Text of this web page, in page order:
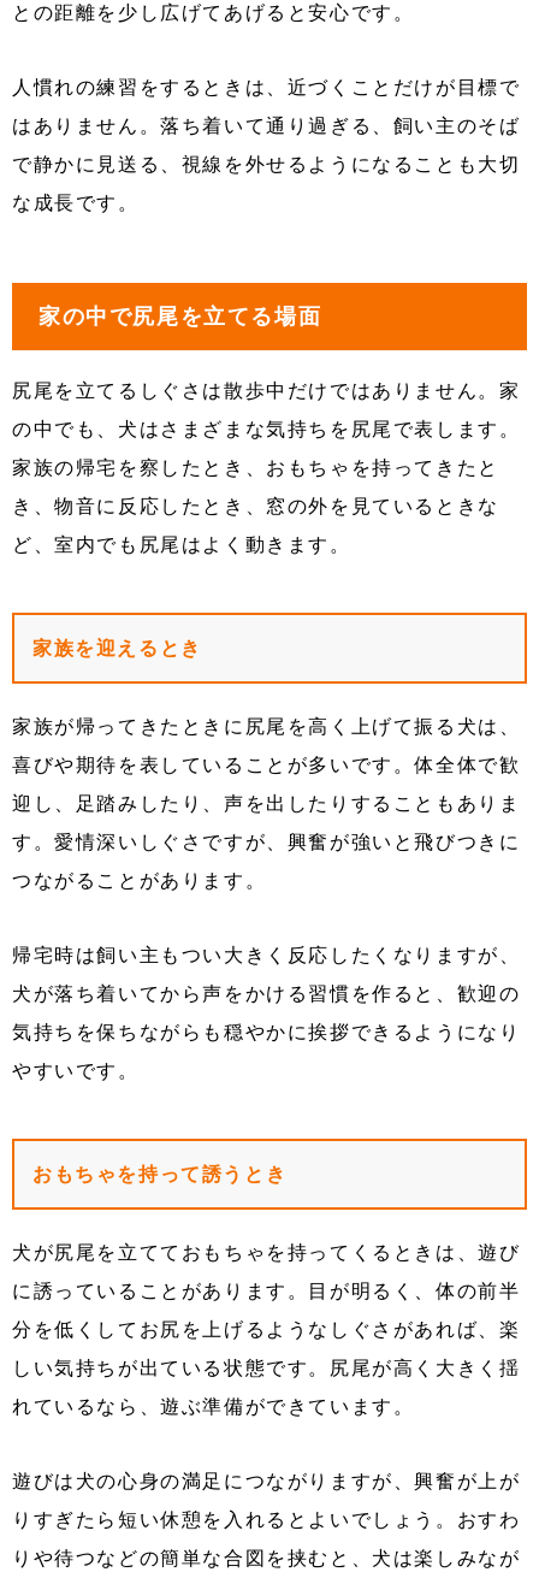
との距離を少し広げてあげると安心です。
人慣れの練習をするときは、近づくことだけが目標で
はありません。落ち着いて通り過ぎる、飼い主のそば
で静かに見送る、視線を外せるようになることも大切
な成長です。
家の中で尻尾を立てる場面
尻尾を立てるしぐさは散歩中だけではありません。家
の中でも、犬はさまざまな気持ちを尻尾で表します。
家族の帰宅を察したとき、おもちゃを持ってきたと
き、物音に反応したとき、窓の外を見ているときな
ど、室内でも尻尾はよく動きます。
家族を迎えるとき
家族が帰ってきたときに尻尾を高く上げて振る犬は、
喜びや期待を表していることが多いです。体全体で歓
迎し、足踏みしたり、声を出したりすることもありま
す。愛情深いしぐさですが、興奮が強いと飛びつきに
つながることがあります。
帰宅時は飼い主もつい大きく反応したくなりますが、
犬が落ち着いてから声をかける習慣を作ると、歓迎の
気持ちを保ちながらも穏やかに挨拶できるようになり
やすいです。
おもちゃを持って誘うとき
犬が尻尾を立てておもちゃを持ってくるときは、遊び
に誘っていることがあります。目が明るく、体の前半
分を低くしてお尻を上げるようなしぐさがあれば、楽
しい気持ちが出ている状態です。尻尾が高く大きく揺
れているなら、遊ぶ準備ができています。
遊びは犬の心身の満足につながりますが、興奮が上が
りすぎたら短い休憩を入れるとよいでしょう。おすわ
りや待つなどの簡単な合図を挟むと、犬は楽しみなが